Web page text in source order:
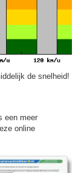
de snelheid!
een meer
online